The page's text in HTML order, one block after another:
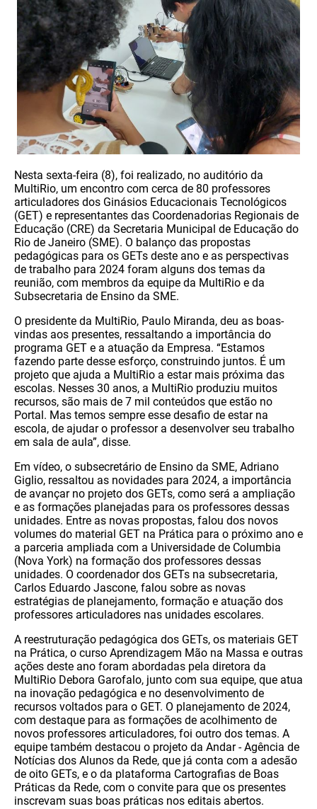
Nesta sexta-feira (8), foi realizado, no auditório da
MultiRio, um encontro com cerca de 80 professores
articuladores dos Ginásios Educacionais Tecnológicos
(GET) e representantes das Coordenadorias Regionais de
Educação (CRE) da Secretaria Municipal de Educação do
Rio de Janeiro (SME). O balanço das propostas
pedagógicas para os GETs deste ano e as perspectivas
de trabalho para 2024 foram alguns dos temas da
reunião, com membros da equipe da MultiRio e da
Subsecretaria de Ensino da SME.
O presidente da MultiRio, Paulo Miranda, deu as boas-
vindas aos presentes, ressaltando a importância do
programa GET e a atuação da Empresa. “Estamos
fazendo parte desse esforço, construindo juntos. É um
projeto que ajuda a MultiRio a estar mais próxima das
escolas. Nesses 30 anos, a MultiRio produziu muitos
recursos, são mais de 7 mil conteúdos que estão no
Portal. Mas temos sempre esse desafio de estar na
escola, de ajudar o professor a desenvolver seu trabalho
em sala de aula”, disse.
Em vídeo, o subsecretário de Ensino da SME, Adriano
Giglio, ressaltou as novidades para 2024, a importância
de avançar no projeto dos GETs, como será a ampliação
e as formações planejadas para os professores dessas
unidades. Entre as novas propostas, falou dos novos
volumes do material GET na Prática para o próximo ano e
a parceria ampliada com a Universidade de Columbia
(Nova York) na formação dos professores dessas
unidades. O coordenador dos GETs na subsecretaria,
Carlos Eduardo Jascone, falou sobre as novas
estratégias de planejamento, formação e atuação dos
professores articuladores nas unidades escolares.
A reestruturação pedagógica dos GETs, os materiais GET
na Prática, o curso Aprendizagem Mão na Massa e outras
ações deste ano foram abordadas pela diretora da
MultiRio Debora Garofalo, junto com sua equipe, que atua
na inovação pedagógica e no desenvolvimento de
recursos voltados para o GET. O planejamento de 2024,
com destaque para as formações de acolhimento de
novos professores articuladores, foi outro dos temas. A
equipe também destacou o projeto da Andar - Agência de
Notícias dos Alunos da Rede, que já conta com a adesão
de oito GETs, e o da plataforma Cartografias de Boas
Práticas da Rede, com o convite para que os presentes
inscrevam suas boas práticas nos editais abertos.